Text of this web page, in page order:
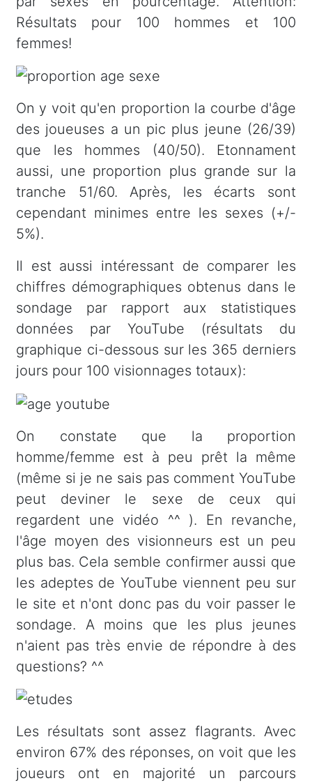
Résultats pour 100 hommes et 100
femmes!
On y voit qu'en proportion la courbe d'âge
des joueuses a un pic plus jeune (26/39)
que les hommes (40/50). Etonnament
aussi, une proportion plus grande sur la
tranche 51/60. Après, les écarts sont
cependant minimes entre les sexes (+/-
5%).
Il est aussi intéressant de comparer les
chiffres démographiques obtenus dans le
sondage par rapport aux statistiques
données par YouTube (résultats du
graphique ci-dessous sur les 365 derniers
jours pour 100 visionnages totaux):
On constate que la proportion
homme/femme est à peu prêt la même
(même si je ne sais pas comment YouTube
peut deviner le sexe de ceux qui
regardent une vidéo ^^ ). En revanche,
l'âge moyen des visionneurs est un peu
plus bas. Cela semble confirmer aussi que
les adeptes de YouTube viennent peu sur
le site et n'ont donc pas du voir passer le
sondage. A moins que les plus jeunes
n'aient pas très envie de répondre à des
questions? ^^
Les résultats sont assez flagrants. Avec
environ 67% des réponses, on voit que les
joueurs ont en majorité un parcours